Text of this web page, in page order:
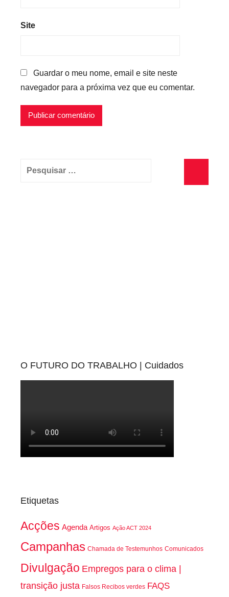
Site
Guardar o meu nome, email e site neste
navegador para a próxima vez que eu comentar.
Pesquisar
O FUTURO DO TRABALHO | Cuidados
Etiquetas
Acções Agenda Artigos Ação ACT 2024
Campanhas Chamada de Testemunhos Comunicados
Divulgação Empregos para o clima |
transição justa Falsos Recibos verdes FAQS